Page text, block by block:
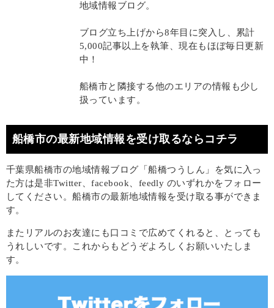
地域情報ブログ。
ブログ立ち上げから8年目に突入し、累計
5,000記事以上を執筆、現在もほぼ毎日更新
中！
船橋市と隣接する他のエリアの情報も少し
扱っています。
船橋市の最新地域情報を受け取るならコチラ
千葉県船橋市の地域情報ブログ「船橋つうしん」を気に入っ
た方は是非Twitter、facebook、feedly のいずれかをフォロー
してください。船橋市の最新地域情報を受け取る事ができま
す。
またリアルのお友達にも口コミで広めてくれると、とっても
うれしいです。これからもどうぞよろしくお願いいたしま
す。